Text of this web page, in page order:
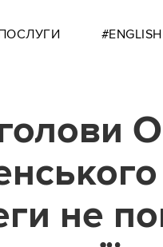
#ENGLISH
не